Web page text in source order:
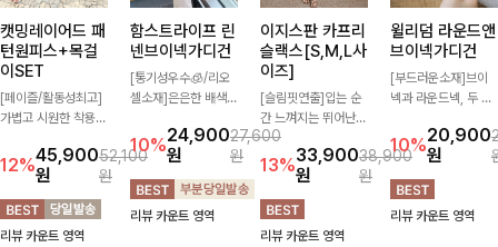
캣밍레이어드 패
턴원피스+목걸
이SET
[페이즐/활동성최고]
가볍고 시원한 착용감
없이 즐기기 좋은 라
운드 니트 🤍 베이직
한 디자인으로 다양한
하의와 손쉽게 매치되
어 데일리하게 활용하
12%45,900
원
52,100
원
리뷰 카운트 영역
함스트라이프 린
넨브이넥가디건
[통기성우수🧊/리오
셀소재]은은한 배색
캐주얼하면서도 산뜻
한 무드 살려주는 니
트 가디건 💛 브이넥
라인에 슬림하게 떨어
지는 핏 더해져 단독
10%24,900
원
27,600
원
리뷰 카운트 영역
이지스판 카프리
슬랙스[S,M,L사
이즈]
[슬림핏연출]입는 순
간 느껴지는 뛰어난
신축성으로 활동량 많
은 날에도 편안하게
🌿 발목이 드러나는
카프리 기장이 다리
라인을 더욱 길고 산
뜻하게 보여주며, 깔
13%33,900
원
38,900
원
리뷰 카운트 영역
윌리덤 라운드앤
브이넥가디건
[부드러운소재]브이
넥과 라운드넥, 두 가
맞게 선택할 수 있는
활용도 높은 가디건
🤍 부드러운 착용감
과 베이직한 디자인으
로 단독은 물론 가볍
10%20,900
원
리뷰 카운트 영역